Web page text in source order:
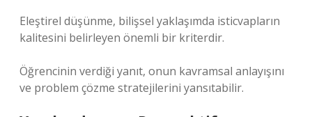
Eleştirel düşünme, bilişsel yaklaşımda isticvapların
kalitesini belirleyen önemli bir kriterdir.
Öğrencinin verdiği yanıt, onun kavramsal anlayışını
ve problem çözme stratejilerini yansıtabilir.